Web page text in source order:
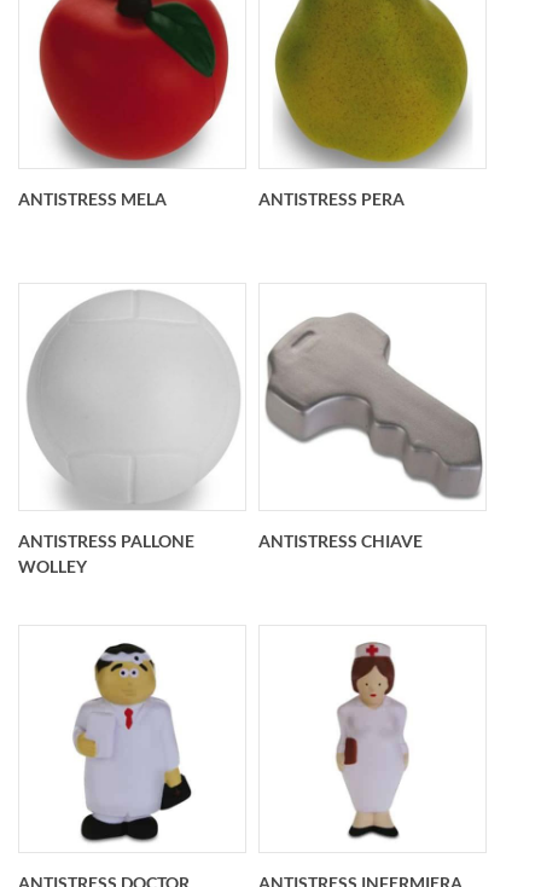
155x39x19 mm
Antistress banana
personalizzato O 40
mm x 170 mm
personalizzato O 72
ANTISTRESS MELA
Antistress pera
personalizzato O 77
ANTISTRESS PERA
Antistress pallone
wolley personalizzato
O 62 mm
ANTISTRESS PALLONE
WOLLEY
Antistress chiave
personalizzato
114x64x24 mm
ANTISTRESS CHIAVE
ANTISTRESS DOCTOR ANTISTRESS INFERMIERA